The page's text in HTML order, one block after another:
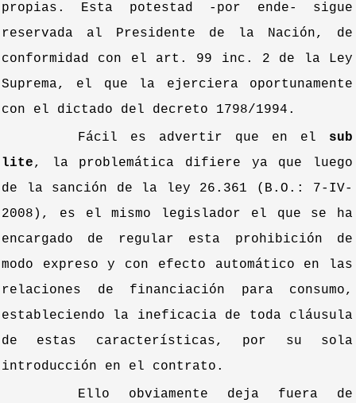
propias. Esta potestad -por ende- sigue
reservada al Presidente de la Nación, de
conformidad con el art. 99 inc. 2 de la Ley
Suprema, el que la ejerciera oportunamente
con el dictado del decreto 1798/1994.
Fácil es advertir que en el sub
lite, la problemática difiere ya que luego
de la sanción de la ley 26.361 (B.O.: 7-IV-
2008), es el mismo legislador el que se ha
encargado de regular esta prohibición de
modo expreso y con efecto automático en las
relaciones de financiación para consumo,
estableciendo la ineficacia de toda cláusula
de estas características, por su sola
introducción en el contrato.
Ello obviamente deja fuera de